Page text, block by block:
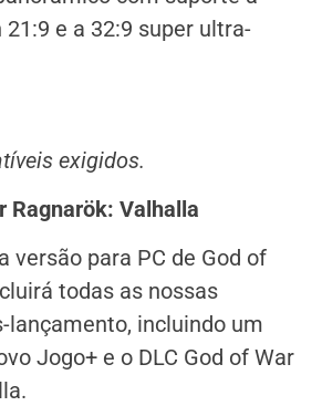
e a 32:9 super ultra-
exigidos.
Ragnarök: Valhalla
versão para PC de God of
todas as nossas
lançamento, incluindo um
Jogo+ e o DLC God of War